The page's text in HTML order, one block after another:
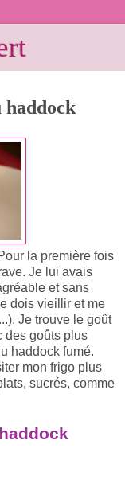
la première fois
Je lui avais
et sans
dois vieillir et me
Je trouve le goût
des goûts plus
haddock fumé.
mon frigo plus
sucrés, comme